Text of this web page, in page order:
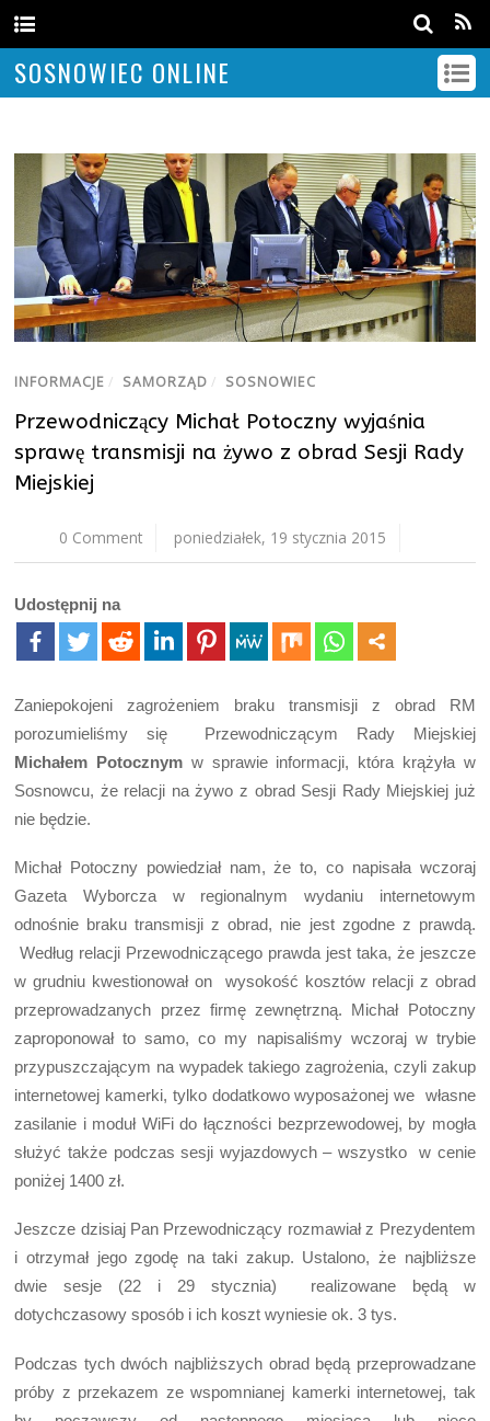
SOSNOWIEC ONLINE
INFORMACJE / SAMORZĄD / SOSNOWIEC
Przewodniczący Michał Potoczny wyjaśnia
sprawę transmisji na żywo z obrad Sesji Rady
Miejskiej
0 Comment poniedziałek, 19 stycznia 2015
Udostępnij na
Zaniepokojeni zagrożeniem braku transmisji z obrad RM
porozumieliśmy się Przewodniczącym Rady Miejskiej
Michałem Potocznym w sprawie informacji, która krążyła w
Sosnowcu, że relacji na żywo z obrad Sesji Rady Miejskiej już
nie będzie.
Michał Potoczny powiedział nam, że to, co napisała wczoraj
Gazeta Wyborcza w regionalnym wydaniu internetowym
odnośnie braku transmisji z obrad, nie jest zgodne z prawdą.
Według relacji Przewodniczącego prawda jest taka, że jeszcze
w grudniu kwestionował on wysokość kosztów relacji z obrad
przeprowadzanych przez firmę zewnętrzną. Michał Potoczny
zaproponował to samo, co my napisaliśmy wczoraj w trybie
przypuszczającym na wypadek takiego zagrożenia, czyli zakup
internetowej kamerki, tylko dodatkowo wyposażonej we własne
zasilanie i moduł WiFi do łączności bezprzewodowej, by mogła
służyć także podczas sesji wyjazdowych – wszystko w cenie
poniżej 1400 zł.
Jeszcze dzisiaj Pan Przewodniczący rozmawiał z Prezydentem
i otrzymał jego zgodę na taki zakup. Ustalono, że najbliższe
dwie sesje (22 i 29 stycznia) realizowane będą w
dotychczasowy sposób i ich koszt wyniesie ok. 3 tys.
Podczas tych dwóch najbliższych obrad będą przeprowadzane
próby z przekazem ze wspomnianej kamerki internetowej, tak